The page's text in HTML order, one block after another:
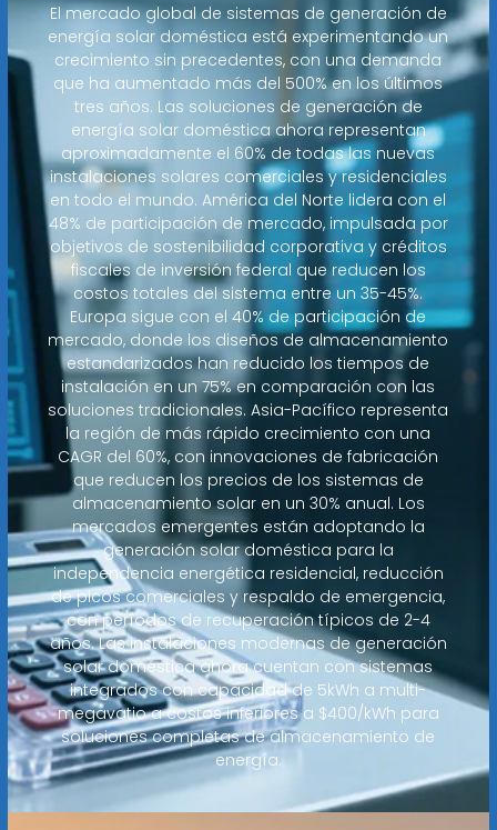
El mercado global de sistemas de generación de
energía solar doméstica está experimentando un
crecimiento sin precedentes, con una demanda
que ha aumentado más del 500% en los últimos
tres años. Las soluciones de generación de
energía solar doméstica ahora representan
aproximadamente el 60% de todas las nuevas
instalaciones solares comerciales y residenciales
en todo el mundo. América del Norte lidera con el
48% de participación de mercado, impulsada por
objetivos de sostenibilidad corporativa y créditos
fiscales de inversión federal que reducen los
costos totales del sistema entre un 35-45%.
Europa sigue con el 40% de participación de
mercado, donde los diseños de almacenamiento
estandarizados han reducido los tiempos de
instalación en un 75% en comparación con las
soluciones tradicionales. Asia-Pacífico representa
la región de más rápido crecimiento con una
CAGR del 60%, con innovaciones de fabricación
que reducen los precios de los sistemas de
almacenamiento solar en un 30% anual. Los
mercados emergentes están adoptando la
generación solar doméstica para la
independencia energética residencial, reducción
de picos comerciales y respaldo de emergencia,
con períodos de recuperación típicos de 2-4
años. Las instalaciones modernas de generación
solar doméstica ahora cuentan con sistemas
integrados con capacidad de 5kWh a multi-
megavatio a costos inferiores a $400/kWh para
soluciones completas de almacenamiento de
energía.